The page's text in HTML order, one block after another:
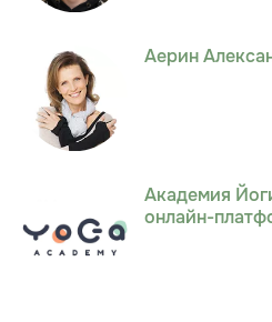
Аерин
Академия
онлайн-